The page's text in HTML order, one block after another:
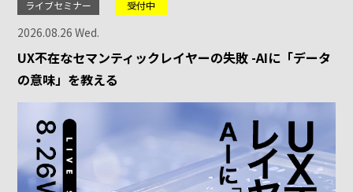
ライブセミナー 受付中
2026.08.26 Wed.
UX不在なセマンティックレイヤーの失敗 -AIに「データ
の意味」を教える